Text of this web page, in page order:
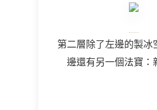
第二層除了左邊的製冰
邊還有另一個法寶：